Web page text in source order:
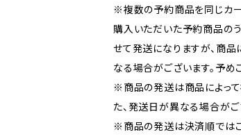
※複数の予約商品を同じカ
購入いただいた予約商品の
せて発送になりますが、商
なる場合がございます。予め
※商品の発送は商品によっ
た、発送日が異なる場合がご
※商品の発送は決済順では